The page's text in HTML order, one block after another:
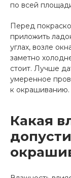
по всей
Перед
приложить
углах, возле
заметно
стоит. Лучше
умеренное
к окрашиванию.
Какая